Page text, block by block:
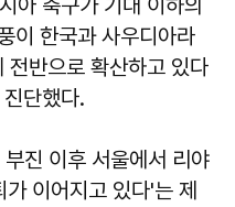
아 축구가 기대 이하의
이 한국과 사우디아라
전반으로 확산하고 있다
단했다.
진 이후 서울에서 리야
이어지고 있다'는 제